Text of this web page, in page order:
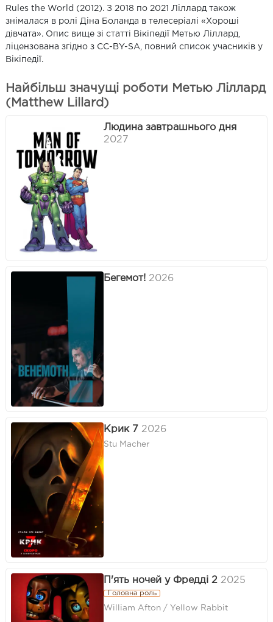
Rules the World (2012). З 2018 по 2021 Ліллард також
знімалася в ролі Діна Боланда в телесеріалі «Хороші
дівчата». Опис вище зі статті Вікіпедії Метью Ліллард,
ліцензована згідно з CC-BY-SA, повний список учасників у
Вікіпедії.
Найбільш значущі роботи Метью Ліллард
(Matthew Lillard)
Людина завтрашнього дня
2027
Бегемот! 2026
Крик 7 2026
Stu Macher
П'ять ночей у Фредді 2 2025
Головна роль
William Afton / Yellow Rabbit